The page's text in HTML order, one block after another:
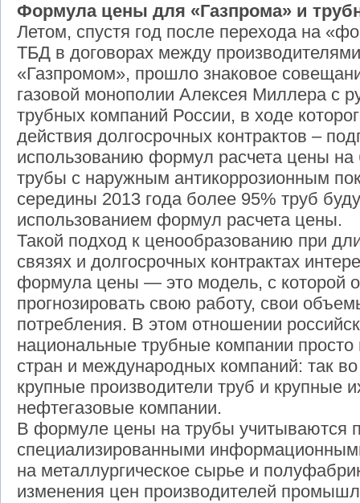
Формула цены для «Газпрома» и
Летом, спустя год после перехода на
ТБД в договорах между
«Газпромом», прошло знаковое
газовой монополии Алексея Миллера с
трубных компаний России, в ходе
действия долгосрочных контрактов –
использованию формул расчета цены
трубы с наружным антикоррозионным
середины 2013 года более 95% труб
использованием формул расчета цены.
Такой подход к ценообразованию при
связях и долгосрочных контрактах
формула цены — это модель, с которой
прогнозировать свою работу, свои
потребления. В этом отношении
национальные трубные компании просто
стран и международных компаний: так
крупные производители труб и крупные
нефтегазовые компании.
В формуле цены на трубы учитываются
специализированными
на металлургическое сырье и
изменения цен производителей